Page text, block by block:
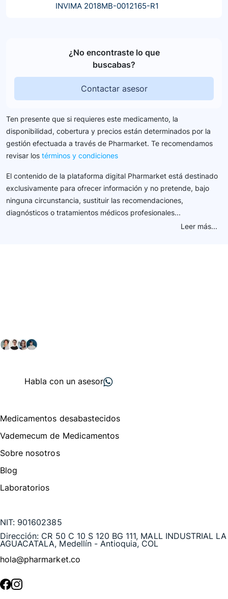
INVIMA 2018MB-0012165-R1
¿No encontraste lo que
buscabas?
Contactar asesor
Ten presente que si requieres este medicamento, la
disponibilidad, cobertura y precios están determinados por la
gestión efectuada a través de Pharmarket. Te recomendamos
revisar los términos y condiciones
El contenido de la plataforma digital Pharmarket está destinado
exclusivamente para ofrecer información y no pretende, bajo
ninguna circunstancia, sustituir las recomendaciones,
diagnósticos o tratamientos médicos profesionales...
Leer más...
Habla con un asesor
Medicamentos desabastecidos
Vademecum de Medicamentos
Sobre nosotros
Blog
Laboratorios
NIT: 901602385
Dirección: CR 50 C 10 S 120 BG 111, MALL INDUSTRIAL LA
AGUACATALA, Medellín - Antioquia, COL
hola@pharmarket.co